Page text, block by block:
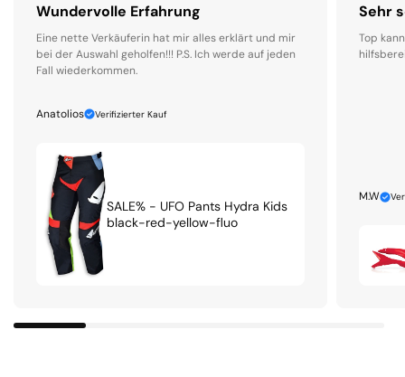
Wundervolle Erfahrung
Eine nette Verkäuferin hat mir alles erklärt und mir
bei der Auswahl geholfen!!! P.S. Ich werde auf jeden
Fall wiederkommen.
Anatolios Verifizierter Kauf
SALE% - UFO Pants Hydra Kids
black-red-yellow-fluo
Sehr
Top
M.W